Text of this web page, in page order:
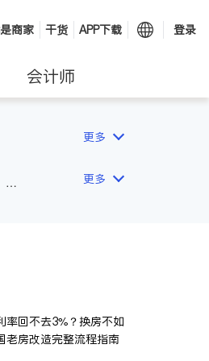
商家 干货 APP下载 登录
会计师
更多
更多
率回不去3%？换房不如
老房改造完整流程指南